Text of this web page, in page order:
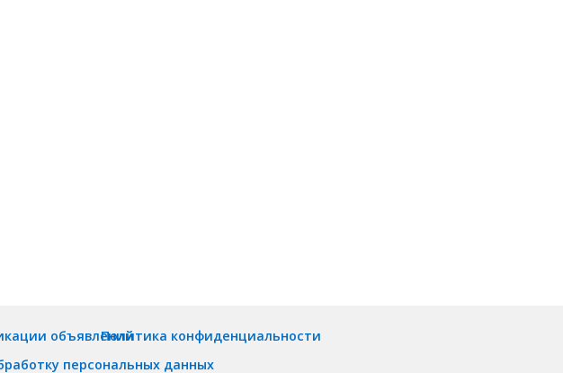
объявлений
персональных данных
Политика конфиденциальности